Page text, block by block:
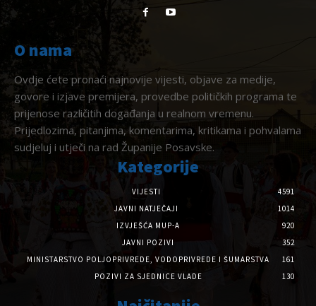
O nama
Ovdje ćete pronaći najnovije vijesti, objave za medije,
govore i izjave premijera, provedbe političkih programa te
prijenose različitih događanja u realnom vremenu.
Prijedlozima, pitanjima, komentarima, kritikama i pohvalama
sudjeluj i utječi na rad Županije Posavske.
Kategorije
VIJESTI
4591
JAVNI NATJEČAJI
1014
IZVJEŠĆA MUP-A
920
JAVNI POZIVI
352
MINISTARSTVO POLJOPRIVREDE, VODOPRIVREDE I ŠUMARSTVA
161
POZIVI ZA SJEDNICE VLADE
130